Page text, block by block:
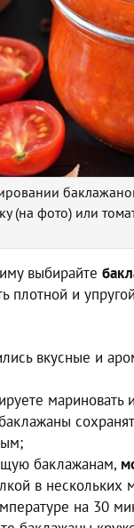
(на фото) или
выбирайте
плотной и
вкусные и
мариновать
баклажанам,
в нескольких
на 30